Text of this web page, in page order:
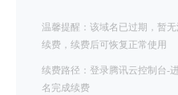
温馨提醒：该域名已过期，暂
续费，续费后可恢复正常使用
续费路径：登录腾讯云控制台-
名完成续费